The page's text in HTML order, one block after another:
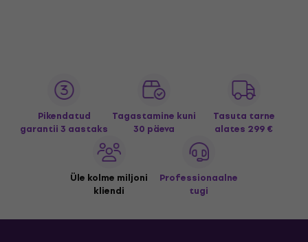
Pikendatud
garantii 3 aastaks
Tagastamine kuni
30 päeva
Tasuta tarne
alates 299 €
Üle kolme miljoni
kliendi
Professionaalne
tugi